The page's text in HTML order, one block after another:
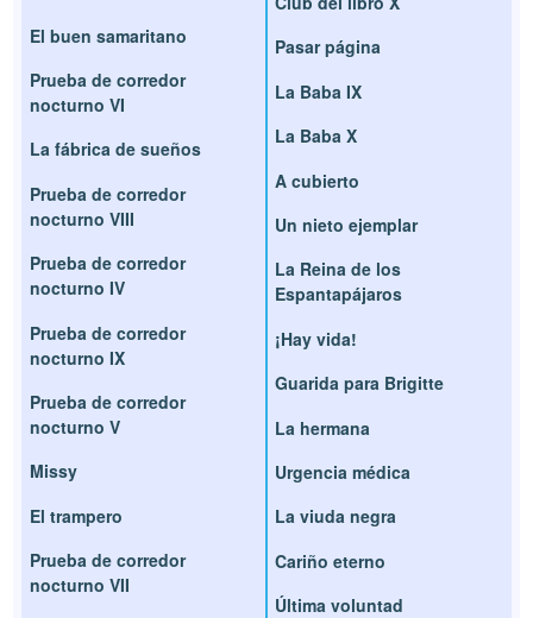
El buen samaritano
Prueba de corredor
nocturno VI
La fábrica de sueños
Prueba de corredor
nocturno VIII
Prueba de corredor
nocturno IV
Prueba de corredor
nocturno IX
Prueba de corredor
nocturno V
Missy
El trampero
Prueba de corredor
nocturno VII
Pasar página
La Baba IX
La Baba X
A cubierto
Un nieto ejemplar
La Reina de los
Espantapájaros
¡Hay vida!
Guarida para Brigitte
La hermana
Urgencia médica
La viuda negra
Cariño eterno
Última voluntad